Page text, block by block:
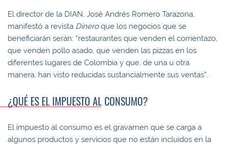
El director de la DIAN, José Andrés Romero Tarazona,
manifestó a revista Dineroque los negocios que se
beneficiarán serán: “restaurantes que venden el corrientazo,
que venden pollo asado, que venden las pizzas en los
diferentes lugares de Colombia y que, de una u otra
manera, han visto reducidas sustancialmente sus ventas”.
¿QUÉ ES EL IMPUESTO AL CONSUMO?
El impuesto al consumo es el gravamen que se carga a
algunos productos y servicios que no están incluidos en la